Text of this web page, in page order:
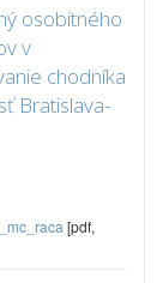
osobitného
v
chodníka
Bratislava-
[pdf,